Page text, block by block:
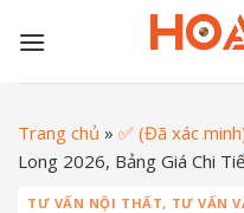
Trang chủ » ✅ (Đã xác
Long 2026, Bảng Giá Chi
TƯ VẤN NỘI THẤT, TƯ VẤN